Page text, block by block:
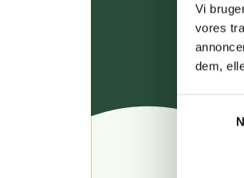
Vi
vores
dem,